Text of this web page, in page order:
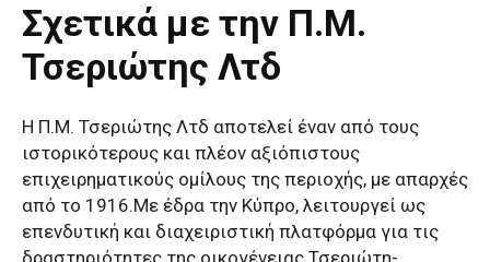
Σχετικά με την Π.Μ.
Τσεριώτης Λτδ
Η Π.Μ. Τσεριώτης Λτδ αποτελεί έναν από τους
ιστορικότερους και πλέον αξιόπιστους
επιχειρηματικούς ομίλους της περιοχής, με απαρχές
από το 1916.Με έδρα την Κύπρο, λειτουργεί ως
επενδυτική και διαχειριστική πλατφόρμα για τις
δραστηριότητες της οικογένειας Τσεριώτη-